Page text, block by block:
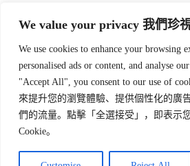
We value your privacy 我們珍
We use cookies to enhance your browsing
personalised ads or content, and analyse
"Accept All", you consent to our use of
來提升您的瀏覽體驗、提供個性化的廣
們的流量。點擊「全選接受」，即表示
Cookie。